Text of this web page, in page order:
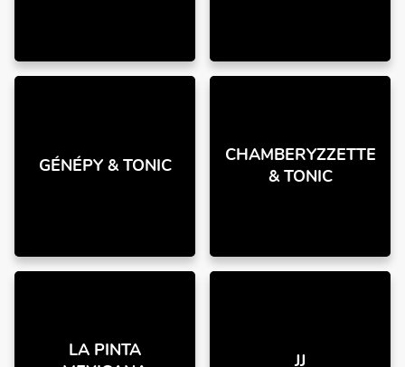
GÉNÉPY & TONIC
CHAMBERYZZETTE
& TONIC
LA PINTA
JJ